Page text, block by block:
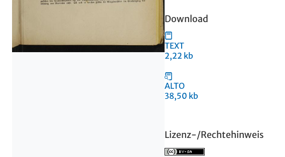
Download
TEXT
2,22 kb
ALTO
38,50 kb
Lizenz-/Rechtehinweis